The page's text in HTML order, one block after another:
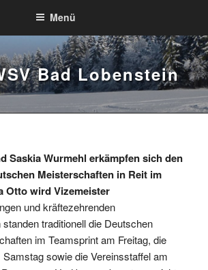
Bad Lobenstein
Menü
Saskia Wurmehl erkämpfen sich den
Meisterschaften in Reit im
Otto wird Vizemeister
und kräftezehrenden
traditionell die Deutschen
im Teamsprint am Freitag, die
sowie die Vereinsstaffel am